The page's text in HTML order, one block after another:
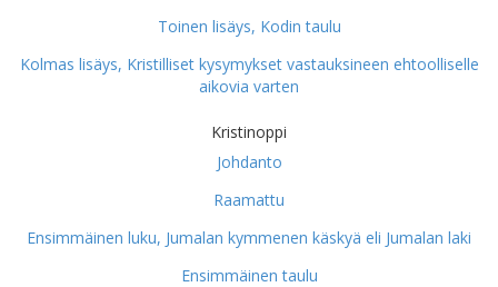
Toinen lisäys, Kodin taulu
Kolmas lisäys, Kristilliset kysymykset vastauksineen ehtoolliselle
aikovia varten
Kristinoppi
Johdanto
Raamattu
Ensimmäinen luku, Jumalan kymmenen käskyä eli Jumalan laki
Ensimmäinen taulu